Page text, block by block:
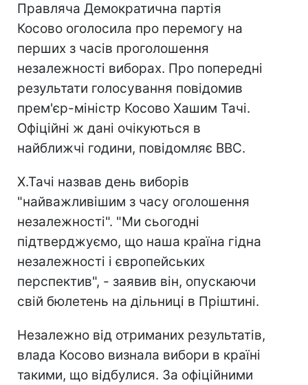
Правляча Демократична партія
Косово оголосила про перемогу на
перших з часів проголошення
незалежності виборах. Про попередні
результати голосування повідомив
прем'єр-міністр Косово Хашим Тачі.
Офіційні ж дані очікуються в
найближчі години, повідомляє ВВС.
Х.Тачі назвав день виборів
"найважливішим з часу оголошення
незалежності". "Ми сьогодні
підтверджуємо, що наша країна гідна
незалежності і європейських
перспектив", - заявив він, опускаючи
свій бюлетень на дільниці в Пріштині.
Незалежно від отриманих результатів,
влада Косово визнала вибори в країні
такими, що відбулися. За офіційними